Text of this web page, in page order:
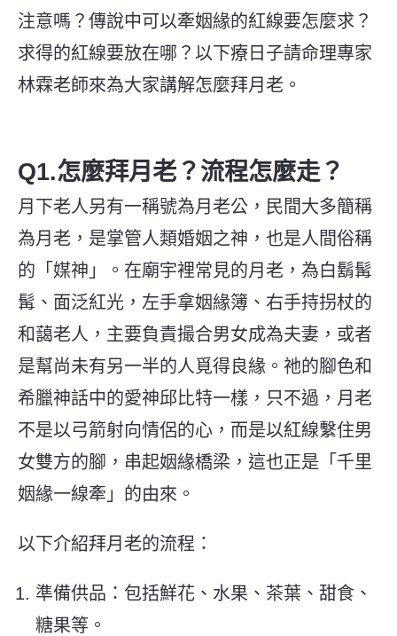
注意嗎？傳說中可以牽姻緣的紅線要怎麼求？
求得的紅線要放在哪？以下療日子請命理專家
林霖老師來為大家講解怎麼拜月老。
Q1.怎麼拜月老？流程怎麼走？
月下老人另有一稱號為月老公，民間大多簡稱
為月老，是掌管人類婚姻之神，也是人間俗稱
的「媒神」。在廟宇裡常見的月老，為白鬍髯
髯、面泛紅光，左手拿姻緣簿、右手持拐杖的
和藹老人，主要負責撮合男女成為夫妻，或者
是幫尚未有另一半的人覓得良緣。祂的腳色和
希臘神話中的愛神邱比特一樣，只不過，月老
不是以弓箭射向情侶的心，而是以紅線繫住男
女雙方的腳，串起姻緣橋梁，這也正是「千里
姻緣一線牽」的由來。
以下介紹拜月老的流程：
準備供品：包括鮮花、水果、茶葉、甜食、
糖果等。